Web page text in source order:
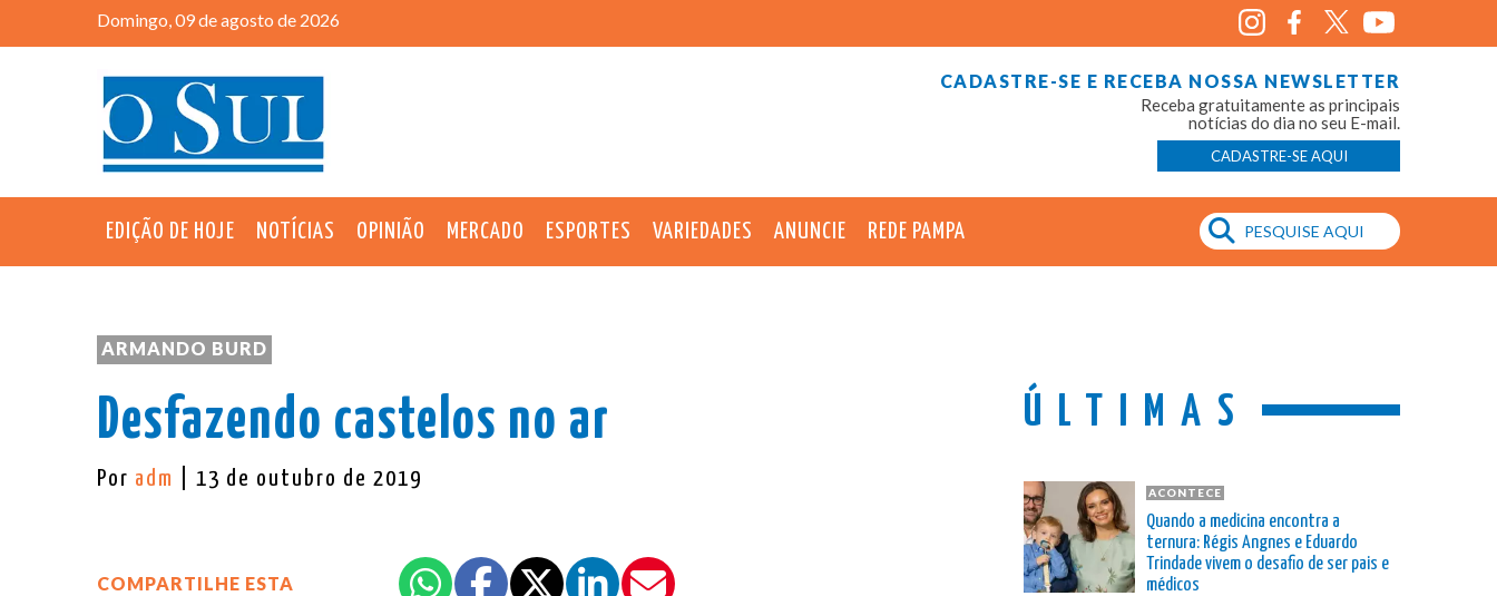
Domingo, 09 de agosto de 2026
CADASTRE-SE E RECEBA NOSSA NEWSLETTER
Receba gratuitamente as principais
notícias do dia no seu E-mail.
CADASTRE-SE AQUI
EDIÇÃO DE HOJE NOTÍCIAS OPINIÃO MERCADO ESPORTES VARIEDADES ANUNCIE REDE PAMPA
ARMANDO BURD
Desfazendo castelos no ar
Por adm | 13 de outubro de 2019
COMPARTILHE ESTA
ÚLTIMAS
ACONTECE
Quando a medicina encontra a
ternura: Régis Angnes e Eduardo
Trindade vivem o desafio de ser pais e
médicos